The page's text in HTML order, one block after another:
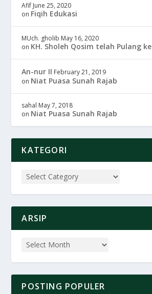
Afif June 25, 2020
on Fiqih Edukasi
MUch. gholib May 16, 2020
on KH. Sholeh Qosim telah Pulang
An-nur II February 21, 2019
on Niat Puasa Sunah Rajab
sahal May 7, 2018
on Niat Puasa Sunah Rajab
KATEGORI
ARSIP
POSTING POPULER